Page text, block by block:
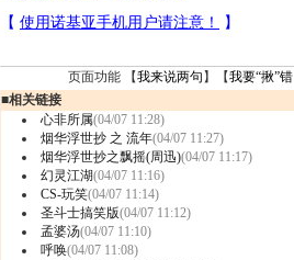
页面功能 【我来说两句 】【我要“揪”错
■相关链接
心非所属(04/07 11:28)
烟华浮世抄 之 流年(04/07 11:27)
烟华浮世抄之飘摇(周迅)(04/07 11:17)
幻灵江湖(04/07 11:16)
CS-玩笑(04/07 11:14)
圣斗士搞笑版(04/07 11:12)
孟婆汤(04/07 11:10)
呼唤(04/07 11:08)